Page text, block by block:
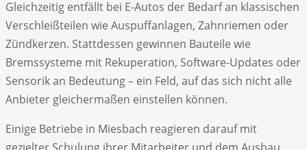
Gleichzeitig entfällt bei E-Autos der Bedarf an klassischen
Verschleißteilen wie Auspuffanlagen, Zahnriemen oder
Zündkerzen. Stattdessen gewinnen Bauteile wie
Bremssysteme mit Rekuperation, Software-Updates oder
Sensorik an Bedeutung – ein Feld, auf das sich nicht alle
Anbieter gleichermaßen einstellen können.
Einige Betriebe in Miesbach reagieren darauf mit